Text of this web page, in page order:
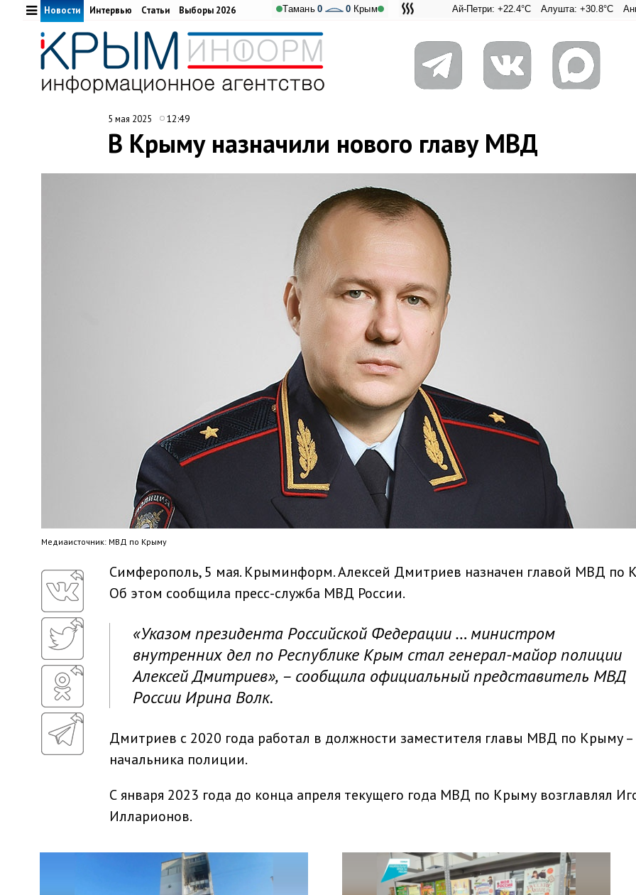
Ай-Петри: +22.4°C Алушта: +30.8°C Ангарский
Тамань 0 0 Крым
Новости Интервью Статьи Выборы 2026
5 мая 2025 12:49
В Крыму назначили нового главу МВД
Медиaисточник: МВД по Крыму
Симферополь, 5 мая. Крыминформ. Алексей Дмитриев назначен главой МВД по
Об этом сообщила пресс-служба МВД России.
«Указом президента Российской Федерации … министром
внутренних дел по Республике Крым стал генерал-майор полиции
Алексей Дмитриев», – сообщила официальный представитель МВД
России Ирина Волк.
Дмитриев с 2020 года работал в должности заместителя главы МВД по Крыму –
начальника полиции.
С января 2023 года до конца апреля текущего года МВД по Крыму возглавлял
Илларионов.